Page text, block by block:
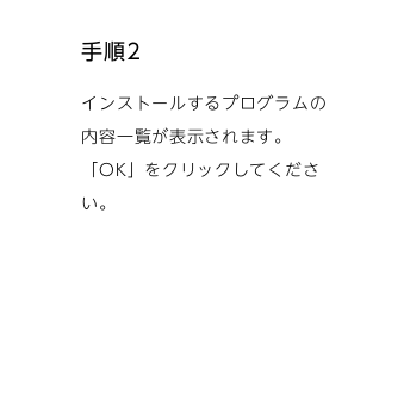
手順2
インストールするプログラムの
内容一覧が表示されます。
「OK」をクリックしてくださ
い。